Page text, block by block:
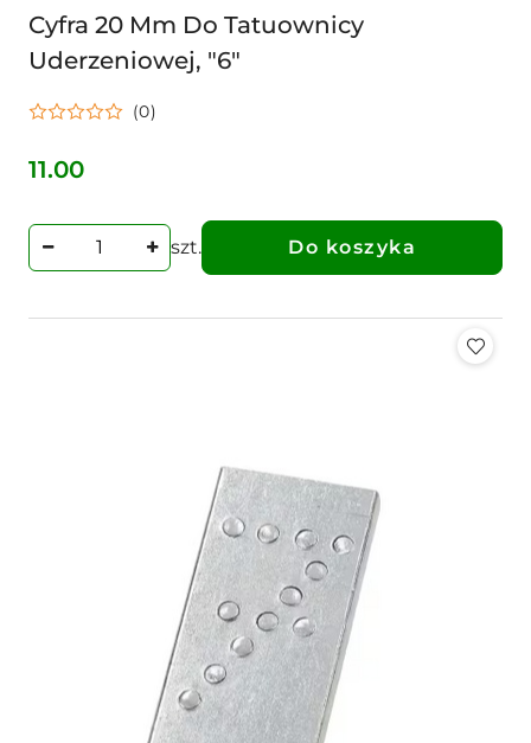
Cyfra 20 Mm Do Tatuownicy
Uderzeniowej, "6"
(0)
Cena:
11.00
szt. Do koszyka